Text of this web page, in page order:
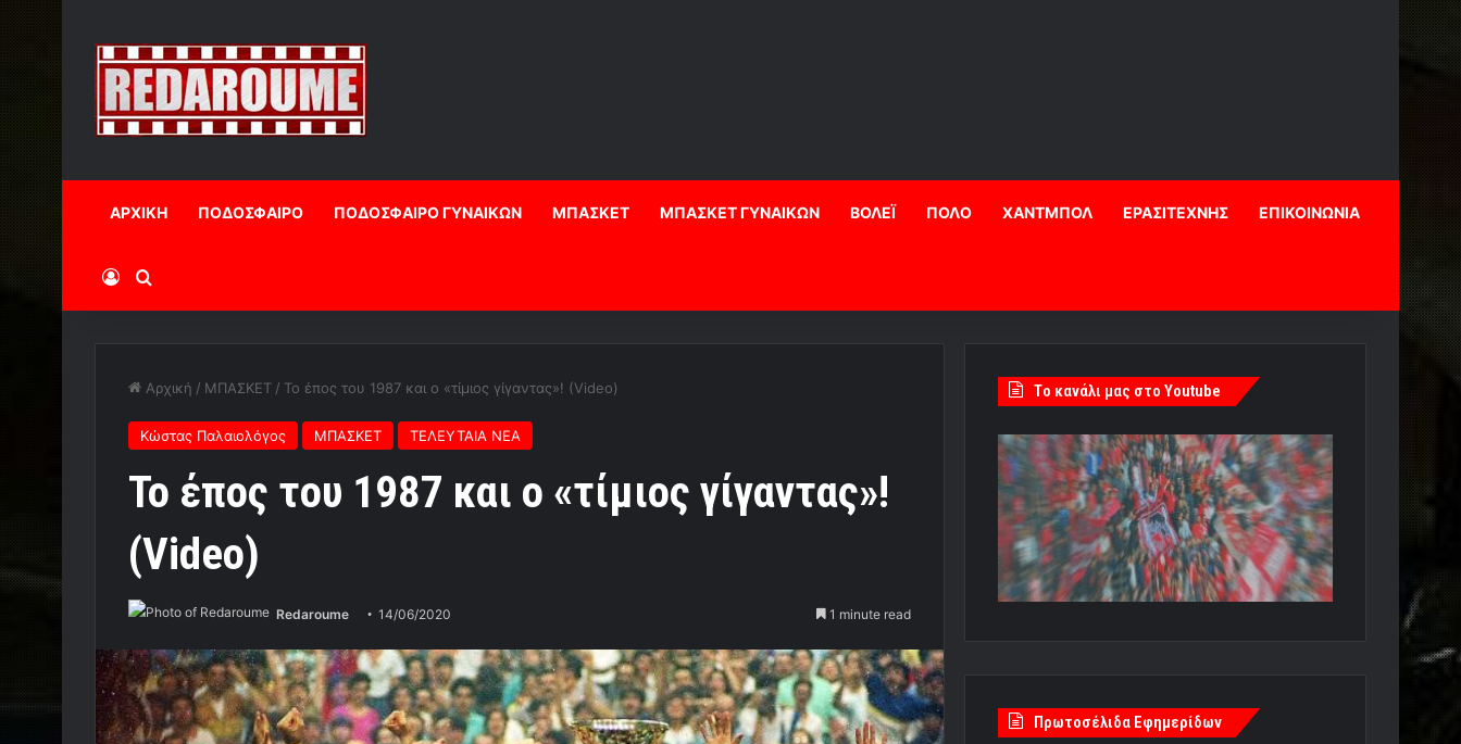
ΑΡΧΙΚΗ ΠΟΔΟΣΦΑΙΡΟ ΠΟΔΟΣΦΑΙΡΟ ΓΥΝΑΙΚΩΝ ΜΠΑΣΚΕΤ ΜΠΑΣΚΕΤ ΓΥΝΑΙΚΩΝ ΒΟΛΕΪ ΠΟΛΟ ΧΑΝΤΜΠΟΛ ΕΡΑΣΙΤΕΧΝΗΣ ΕΠΙΚΟΙΝΩΝΙΑ
Log InΑναζήτηση
Αρχική / ΜΠΑΣΚΕΤ / Το έπος του 1987 και ο «τίμιος γίγαντας»! (Video)
Κώστας Παλαιολόγος ΜΠΑΣΚΕΤ ΤΕΛΕΥΤΑΙΑ ΝΕΑ
Το έπος του 1987 και ο «τίμιος γίγαντας»!
(Video)
Redaroume 14/06/2020 1 minute read
Tο κανάλι μας στο Youtube
Πρωτοσέλιδα Εφημερίδων